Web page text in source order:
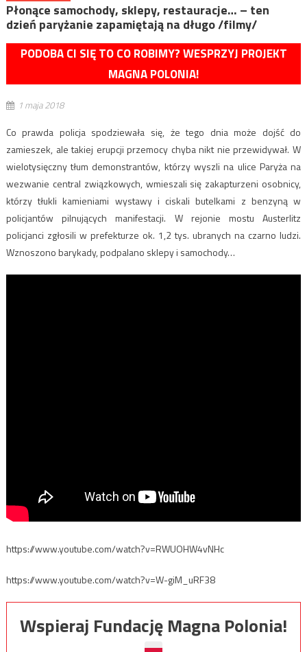
Płonące samochody, sklepy, restauracje… – ten
dzień paryżanie zapamiętają na długo /filmy/
PODOBA CI SIĘ TO CO ROBIMY? WESPRZYJ PROJEKT
MAGNA POLONIA!
1 maja 2018
Co prawda policja spodziewała się, że tego dnia może dojść do
zamieszek, ale takiej erupcji przemocy chyba nikt nie przewidywał. W
wielotysięczny tłum demonstrantów, którzy wyszli na ulice Paryża na
wezwanie central związkowych, wmieszali się zakapturzeni osobnicy,
którzy tłukli kamieniami wystawy i ciskali butelkami z benzyną w
policjantów pilnujących manifestacji. W rejonie mostu Austerlitz
policjanci zgłosili w prefekturze ok. 1,2 tys. ubranych na czarno ludzi.
Wznoszono barykady, podpalano sklepy i samochody…
https://www.youtube.com/watch?v=RWUOHW4vNHc
https://www.youtube.com/watch?v=W-giM_uRF38
Wspieraj Fundację Magna Polonia!